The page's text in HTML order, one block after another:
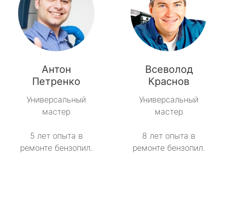
Антон
Петренко
Универсальный
мастер
5 лет опыта в
ремонте бензопил.
Всеволод
Краснов
Универсальный
мастер
8 лет опыта в
ремонте бензопил.